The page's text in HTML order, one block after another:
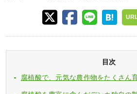
目次
腐植酸で、元気な農作物をたくさん